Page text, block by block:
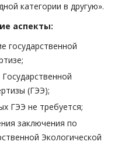
категории в другую».
аспекты:
государственной
(ГЭЭ);
ГЭЭ не требуется;
заключения по
Экологической